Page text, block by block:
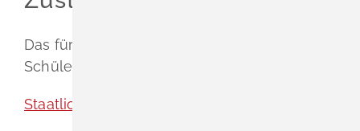
Das für den Wohnort des Schülers / der
Schülerin zuständige Staatliche Schulamt
Staatliches Schulamt Lörrach